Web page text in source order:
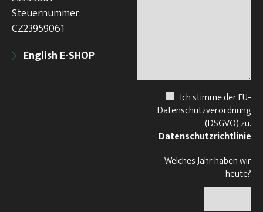
Steuernummer:
CZ23959061
English E-SHOP
Ich stimme der EU-
Datenschutzverordnung
(DSGVO) zu.
Datenschutzrichtlinie
Welches Jahr haben wir
heute?